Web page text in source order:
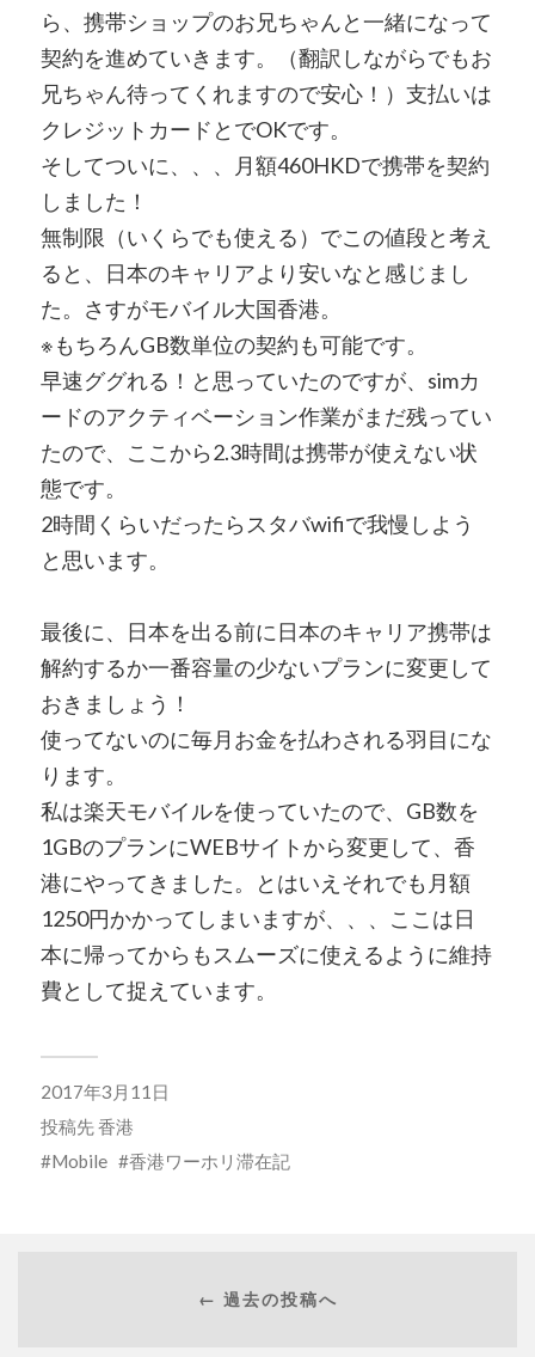
ら、携帯ショップのお兄ちゃんと一緒になって
契約を進めていきます。（翻訳しながらでもお
兄ちゃん待ってくれますので安心！）支払いは
クレジットカードとでOKです。
そしてついに、、、月額460HKDで携帯を契約
しました！
無制限（いくらでも使える）でこの値段と考え
ると、日本のキャリアより安いなと感じまし
た。さすがモバイル大国香港。
※もちろんGB数単位の契約も可能です。
早速ググれる！と思っていたのですが、simカ
ードのアクティベーション作業がまだ残ってい
たので、ここから2.3時間は携帯が使えない状
態です。
2時間くらいだったらスタバwifiで我慢しよう
と思います。
最後に、日本を出る前に日本のキャリア携帯は
解約するか一番容量の少ないプランに変更して
おきましょう！
使ってないのに毎月お金を払わされる羽目にな
ります。
私は楽天モバイルを使っていたので、GB数を
1GBのプランにWEBサイトから変更して、香
港にやってきました。とはいえそれでも月額
1250円かかってしまいますが、、、ここは日
本に帰ってからもスムーズに使えるように維持
費として捉えています。
2017年3月11日
投稿先香港
Mobile
香港ワーホリ滞在記
← 過去の投稿へ